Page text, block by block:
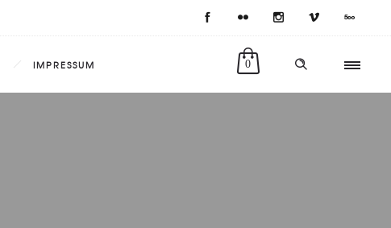
0
IMPRESSUM